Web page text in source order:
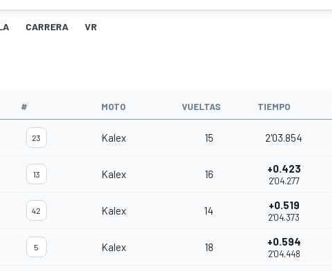
CARRERA VR
# MOTO VUELTAS TIEMPO
23 Kalex 15 2'03.854
13 Kalex 16 +0.423
2'04.277
42 Kalex 14 +0.519
2'04.373
5 Kalex 18 +0.594
2'04.448